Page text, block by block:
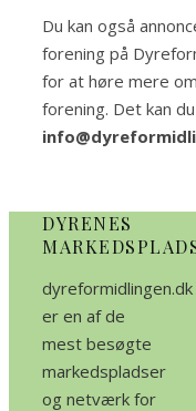
Du kan også
forening på
for at høre mere
forening. Det kan
DYRENES
dyreformidlingen.dk
er en af de
mest besøgte
markedspladser
og netværk for